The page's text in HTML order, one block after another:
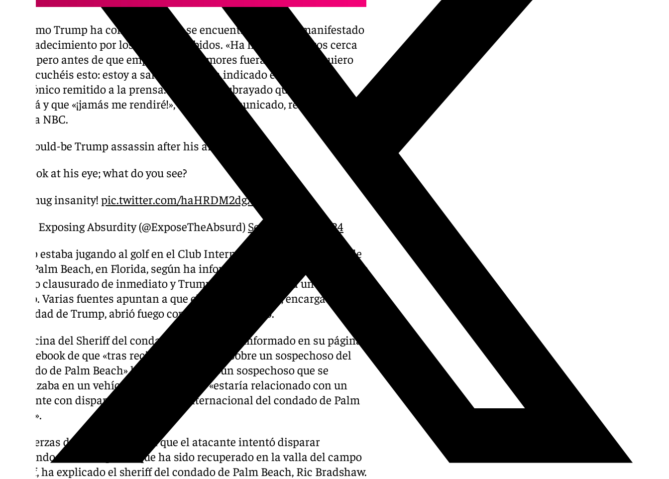
El mismo Trump ha confirmado que se encuentra bien y ha manifestado
su agradecimiento por los apoyos recibidos. «Ha habido disparos cerca
de mí, pero antes de que empiecen los rumores fuera de control quiero
que escuchéis esto: estoy a salvo y bien», ha indicado en un correo
electrónico remitido a la prensa. Trump ha subrayado que «nada» le
frenará y que «¡jamás me rendiré!», según el comunicado, recogido por la
cadena NBC.
Would-be Trump assassin after his arrest.
Look at his eye; what do you see?
Smug insanity! pic.twitter.com/haHRDM2dgX
— Exposing Absurdity (@ExposeTheAbsurd) September 16, 2024
Trump estaba jugando al golf en el Club Internacional de Golf Trump de
West Palm Beach, en Florida, según ha informado la cadena
. El club
ha sido clausurado de inmediato y Trump ha sido llevado a un lugar
seguro. Varias fuentes apuntan a que el Servicio Secreto, encargado de la
seguridad de Trump, abrió fuego contra el sospechoso.
La Oficina del Sheriff del condado de Martin ha informado en su página
de Facebook de que «tras recibir información sobre un sospechoso del
condado de Palm Beach» ha sido detenido «un sospechoso que se
desplazaba en un vehículo». El arrestado «estaría relacionado con un
incidente con disparos en el Trump Internacional del condado de Palm
Beach».
Las fuerzas de seguridad creen que el atacante intentó disparar
utilizando un fusil tipo AR que ha sido recuperado en la valla del campo
de golf, ha explicado el sheriff del condado de Palm Beach, Ric Bradshaw.